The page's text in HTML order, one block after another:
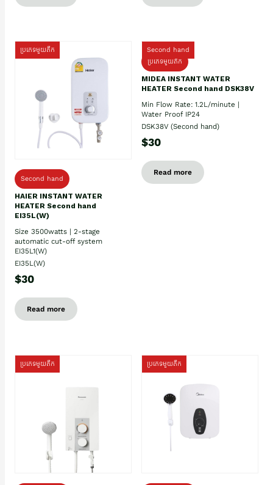
ប្រភេទមួយតឹក
Second hand
HAIER INSTANT WATER
HEATER Second hand
EI35L(W)
Size 3500watts | 2-stage
automatic cut-off system
EI35L1(W)
EI35L(W)
$30
Read more
Second hand
ប្រភេទមួយតឹក
MIDEA INSTANT WATER
HEATER Second hand DSK38V
Min Flow Rate: 1.2L/minute |
Water Proof IP24
DSK38V (Second hand)
$30
Read more
ប្រភេទមួយតឹក ប្រភេទមួយតឹក